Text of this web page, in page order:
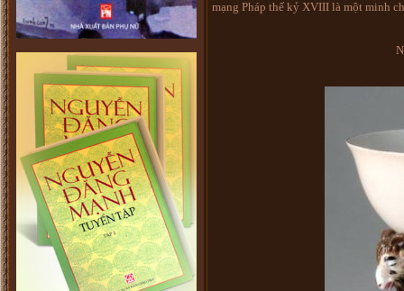
mạng Pháp thế kỷ XVIII là một minh